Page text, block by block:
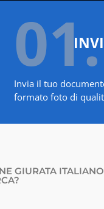
01.
Invia il tuo
formato foto di
GIURATA